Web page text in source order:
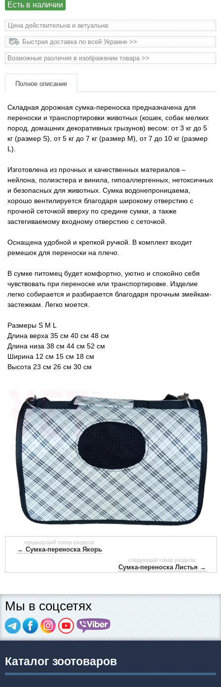
Есть в наличии
Цена действительна и актуальна
Быстрая доставка по всей Украине >>
Возможные различия в изображении товара >>
Полное описание
Складная дорожная сумка-переноска предназначена для
переноски и транспортировки животных (кошек, собак мелких
пород, домашних декоративных грызунов) весом: от 3 кг до 5
кг (размер S), от 5 кг до 7 кг (размер M), от 7 до 10 кг (размер
L).
Изготовлена ​​из прочных и качественных материалов –
нейлона, полиэстера и винила, гипоаллергенных, нетоксичных
и безопасных для животных. Сумка водонепроницаема,
хорошо вентилируется благодаря широкому отверстию с
прочной сеточкой вверху по средине сумки, а также
застегиваемому входному отверстию с сеточкой.
Оснащена удобной и крепкой ручкой. В комплект входит
ремешок для переноски на плечо.
В сумке питомец будет комфортно, уютно и спокойно себя
чувствовать при переноске или транспортировке. Изделие
легко собирается и разбирается благодаря прочным змейкам-
застежкам. Легко моется.
Размеры S M L
Длина верха 35 см 40 см 48 см
Длина низа 38 см 44 см 52 см
Ширина 12 см 15 см 18 см
Высота 23 см 26 см 30 см
предыдущий товар раздела:
← Сумка-переноска Якорь
следующий товар раздела:
Сумка-переноска Листья →
Мы в соцсетях
Каталог зоотоваров
Товары для голубей
Товары для грызунов
Товары для лошадей
Товары для людей
Хозряд - хозтовары оптом
Популярные зоотовары
Архив / Снято с производства